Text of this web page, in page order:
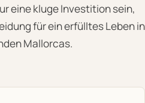
eine kluge Investition sein,
für ein erfülltes Leben in
Mallorcas.